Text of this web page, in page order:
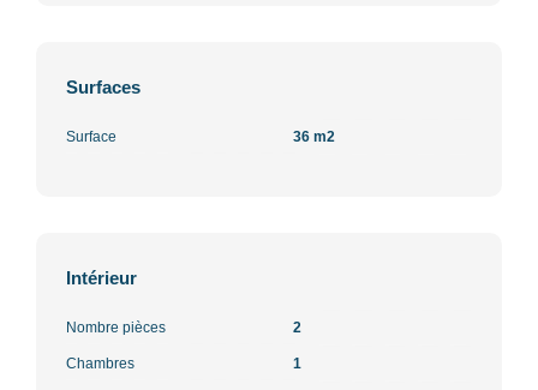
Surfaces
Surface 36 m2
Intérieur
Nombre pièces 2
Chambres 1